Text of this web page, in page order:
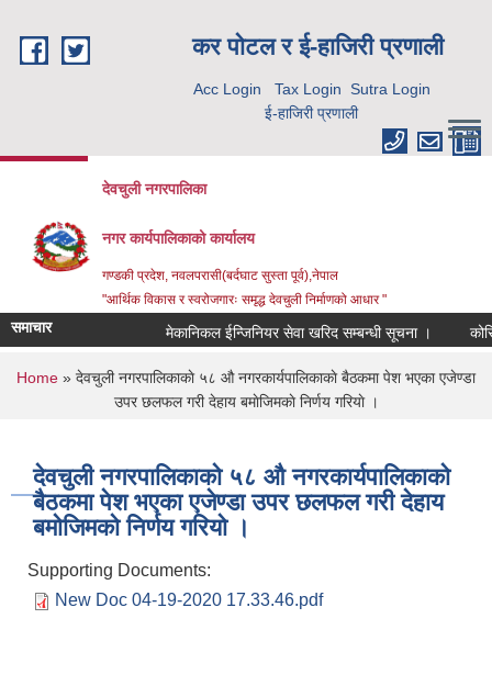
कर पाेटल र ई-हाजिरी प्रणाली
Acc Login Tax Login Sutra Login
ई-हाजिरी प्रणाली
देवचुली नगरपालिका
नगर कार्यपालिकाको कार्यालय
गण्डकी प्रदेश, नवलपरासी(बर्दघाट सुस्ता पूर्व),नेपाल
"आर्थिक विकास र स्वरोजगारः समृद्ध देवचुली निर्माणको आधार "
समाचार मेकानिकल ईन्जिनियर सेवा खरिद सम्बन्धी सूचना ।
You are here
Home » देवचुली नगरपालिकाकाे ५८ औ नगरकार्यपालिकाकाे बैठकमा पेश भएका एजेण्डा
उपर छलफल गरी देहाय बमाेजिमकाे निर्णय गरियाे ।
देवचुली नगरपालिकाकाे ५८ औ नगरकार्यपालिकाकाे
बैठकमा पेश भएका एजेण्डा उपर छलफल गरी देहाय
बमाेजिमकाे निर्णय गरियाे ।
Supporting Documents:
New Doc 04-19-2020 17.33.46.pdf